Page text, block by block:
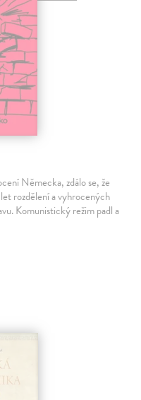
Německa, zdálo se, že
rozdělení a vyhrocených
Komunistický režim padl a